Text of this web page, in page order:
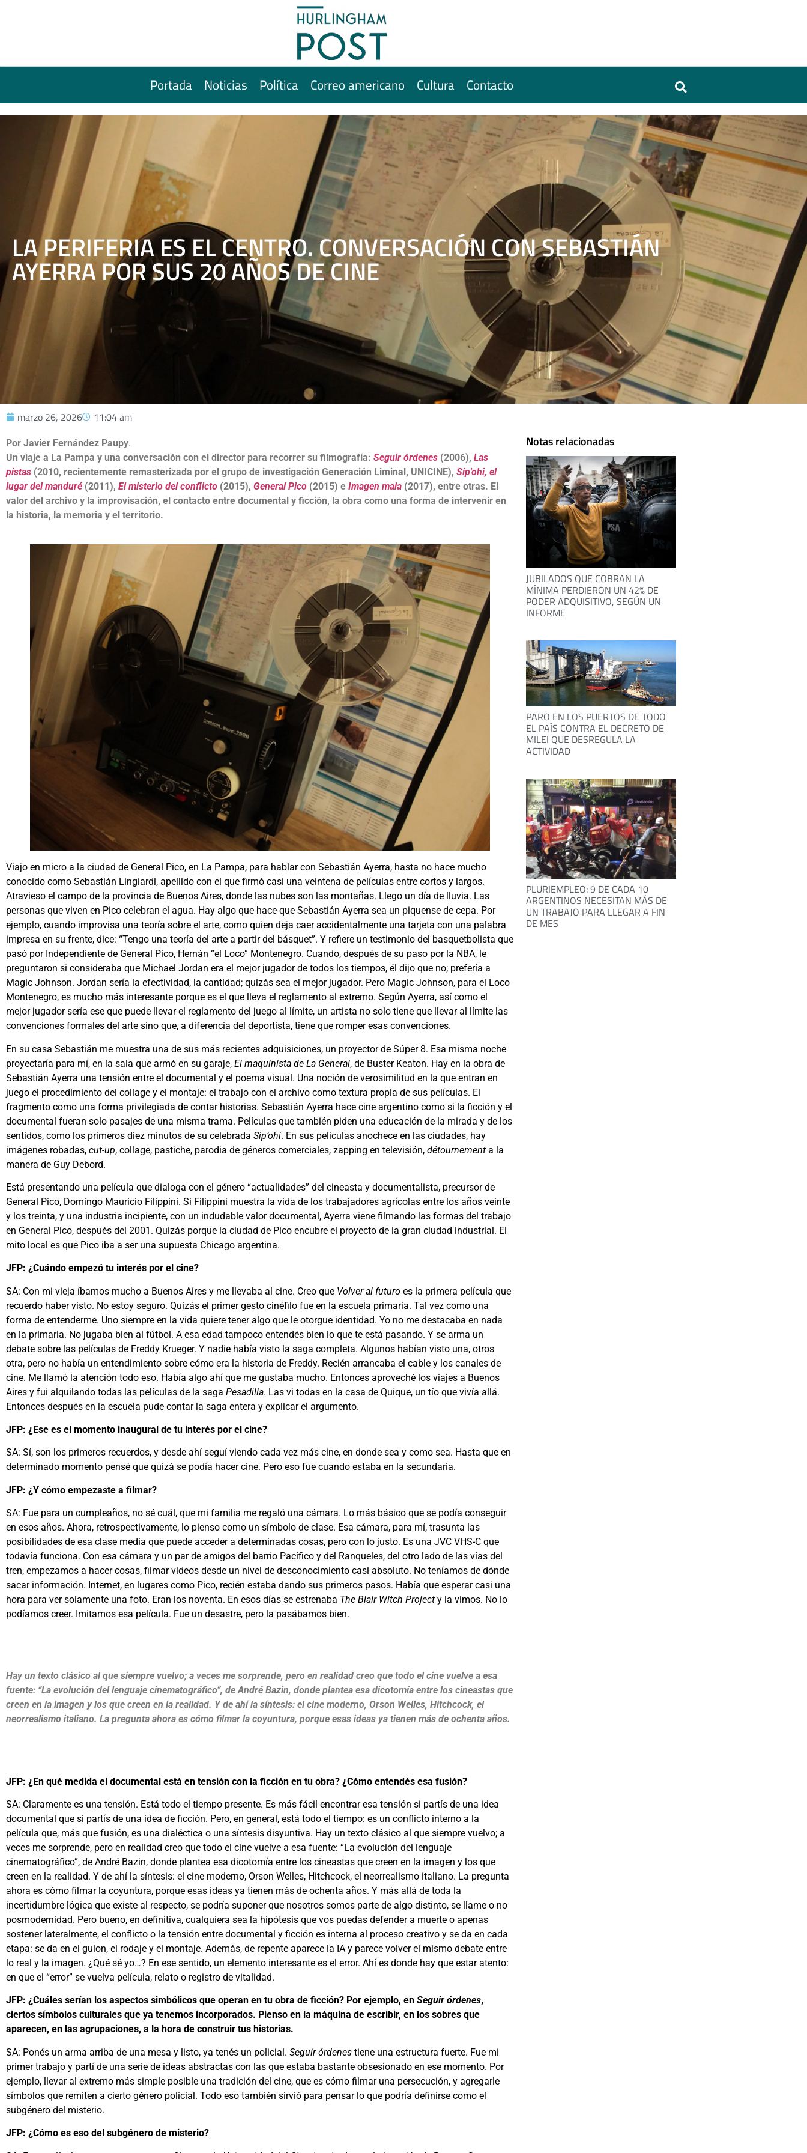
Portada Noticias Política Correo americano Cultura Contacto
LA PERIFERIA ES EL CENTRO. CONVERSACIÓN CON SEBASTIÁN
AYERRA POR SUS 20 AÑOS DE CINE
marzo 26, 2026 11:04 am
Por Javier Fernández Paupy.
Un viaje a La Pampa y una conversación con el director para recorrer su filmografía: Seguir órdenes (2006), Las
pistas (2010, recientemente remasterizada por el grupo de investigación Generación Liminal, UNICINE), Sip'ohi, el
lugar del manduré (2011), El misterio del conflicto (2015), General Pico (2015) e Imagen mala (2017), entre otras. El
valor del archivo y la improvisación, el contacto entre documental y ficción, la obra como una forma de intervenir en
la historia, la memoria y el territorio.
Viajo en micro a la ciudad de General Pico, en La Pampa, para hablar con Sebastián Ayerra, hasta no hace mucho
conocido como Sebastián Lingiardi, apellido con el que firmó casi una veintena de películas entre cortos y largos.
Atravieso el campo de la provincia de Buenos Aires, donde las nubes son las montañas. Llego un día de lluvia. Las
personas que viven en Pico celebran el agua. Hay algo que hace que Sebastián Ayerra sea un piquense de cepa. Por
ejemplo, cuando improvisa una teoría sobre el arte, como quien deja caer accidentalmente una tarjeta con una palabra
impresa en su frente, dice: “Tengo una teoría del arte a partir del básquet”. Y refiere un testimonio del basquetbolista que
pasó por Independiente de General Pico, Hernán “el Loco” Montenegro. Cuando, después de su paso por la NBA, le
preguntaron si consideraba que Michael Jordan era el mejor jugador de todos los tiempos, él dijo que no; prefería a
Magic Johnson. Jordan sería la efectividad, la cantidad; quizás sea el mejor jugador. Pero Magic Johnson, para el Loco
Montenegro, es mucho más interesante porque es el que lleva el reglamento al extremo. Según Ayerra, así como el
mejor jugador sería ese que puede llevar el reglamento del juego al límite, un artista no solo tiene que llevar al límite las
convenciones formales del arte sino que, a diferencia del deportista, tiene que romper esas convenciones.
En su casa Sebastián me muestra una de sus más recientes adquisiciones, un proyector de Súper 8. Esa misma noche
proyectaría para mí, en la sala que armó en su garaje, El maquinista de La General, de Buster Keaton. Hay en la obra de
Sebastián Ayerra una tensión entre el documental y el poema visual. Una noción de verosimilitud en la que entran en
juego el procedimiento del collage y el montaje: el trabajo con el archivo como textura propia de sus películas. El
fragmento como una forma privilegiada de contar historias. Sebastián Ayerra hace cine argentino como si la ficción y el
documental fueran solo pasajes de una misma trama. Películas que también piden una educación de la mirada y de los
sentidos, como los primeros diez minutos de su celebrada Sip’ohi. En sus películas anochece en las ciudades, hay
imágenes robadas, cut-up, collage, pastiche, parodia de géneros comerciales, zapping en televisión, détournement a la
manera de Guy Debord.
Está presentando una película que dialoga con el género “actualidades” del cineasta y documentalista, precursor de
General Pico, Domingo Mauricio Filippini. Si Filippini muestra la vida de los trabajadores agrícolas entre los años veinte
y los treinta, y una industria incipiente, con un indudable valor documental, Ayerra viene filmando las formas del trabajo
en General Pico, después del 2001. Quizás porque la ciudad de Pico encubre el proyecto de la gran ciudad industrial. El
mito local es que Pico iba a ser una supuesta Chicago argentina.
JFP: ¿Cuándo empezó tu interés por el cine?
SA: Con mi vieja íbamos mucho a Buenos Aires y me llevaba al cine. Creo que Volver al futuro es la primera película que
recuerdo haber visto. No estoy seguro. Quizás el primer gesto cinéfilo fue en la escuela primaria. Tal vez como una
forma de entenderme. Uno siempre en la vida quiere tener algo que le otorgue identidad. Yo no me destacaba en nada
en la primaria. No jugaba bien al fútbol. A esa edad tampoco entendés bien lo que te está pasando. Y se arma un
debate sobre las películas de Freddy Krueger. Y nadie había visto la saga completa. Algunos habían visto una, otros
otra, pero no había un entendimiento sobre cómo era la historia de Freddy. Recién arrancaba el cable y los canales de
cine. Me llamó la atención todo eso. Había algo ahí que me gustaba mucho. Entonces aproveché los viajes a Buenos
Aires y fui alquilando todas las películas de la saga Pesadilla. Las vi todas en la casa de Quique, un tío que vivía allá.
Entonces después en la escuela pude contar la saga entera y explicar el argumento.
JFP: ¿Ese es el momento inaugural de tu interés por el cine?
SA: Sí, son los primeros recuerdos, y desde ahí seguí viendo cada vez más cine, en donde sea y como sea. Hasta que en
determinado momento pensé que quizá se podía hacer cine. Pero eso fue cuando estaba en la secundaria.
JFP: ¿Y cómo empezaste a filmar?
SA: Fue para un cumpleaños, no sé cuál, que mi familia me regaló una cámara. Lo más básico que se podía conseguir
en esos años. Ahora, retrospectivamente, lo pienso como un símbolo de clase. Esa cámara, para mí, trasunta las
posibilidades de esa clase media que puede acceder a determinadas cosas, pero con lo justo. Es una JVC VHS-C que
todavía funciona. Con esa cámara y un par de amigos del barrio Pacífico y del Ranqueles, del otro lado de las vías del
tren, empezamos a hacer cosas, filmar videos desde un nivel de desconocimiento casi absoluto. No teníamos de dónde
sacar información. Internet, en lugares como Pico, recién estaba dando sus primeros pasos. Había que esperar casi una
hora para ver solamente una foto. Eran los noventa. En esos días se estrenaba The Blair Witch Project y la vimos. No lo
podíamos creer. Imitamos esa película. Fue un desastre, pero la pasábamos bien.
Hay un texto clásico al que siempre vuelvo; a veces me sorprende, pero en realidad creo que todo el cine vuelve a esa
fuente: “La evolución del lenguaje cinematográfico”, de André Bazin, donde plantea esa dicotomía entre los cineastas que
creen en la imagen y los que creen en la realidad. Y de ahí la síntesis: el cine moderno, Orson Welles, Hitchcock, el
neorrealismo italiano. La pregunta ahora es cómo filmar la coyuntura, porque esas ideas ya tienen más de ochenta años.
JFP: ¿En qué medida el documental está en tensión con la ficción en tu obra? ¿Cómo entendés esa fusión?
SA: Claramente es una tensión. Está todo el tiempo presente. Es más fácil encontrar esa tensión si partís de una idea
documental que si partís de una idea de ficción. Pero, en general, está todo el tiempo: es un conflicto interno a la
película que, más que fusión, es una dialéctica o una síntesis disyuntiva. Hay un texto clásico al que siempre vuelvo; a
veces me sorprende, pero en realidad creo que todo el cine vuelve a esa fuente: “La evolución del lenguaje
cinematográfico”, de André Bazin, donde plantea esa dicotomía entre los cineastas que creen en la imagen y los que
creen en la realidad. Y de ahí la síntesis: el cine moderno, Orson Welles, Hitchcock, el neorrealismo italiano. La pregunta
ahora es cómo filmar la coyuntura, porque esas ideas ya tienen más de ochenta años. Y más allá de toda la
incertidumbre lógica que existe al respecto, se podría suponer que nosotros somos parte de algo distinto, se llame o no
posmodernidad. Pero bueno, en definitiva, cualquiera sea la hipótesis que vos puedas defender a muerte o apenas
sostener lateralmente, el conflicto o la tensión entre documental y ficción es interna al proceso creativo y se da en cada
etapa: se da en el guion, el rodaje y el montaje. Además, de repente aparece la IA y parece volver el mismo debate entre
lo real y la imagen. ¿Qué sé yo…? En ese sentido, un elemento interesante es el error. Ahí es donde hay que estar atento:
en que el “error” se vuelva película, relato o registro de vitalidad.
JFP: ¿Cuáles serían los aspectos simbólicos que operan en tu obra de ficción? Por ejemplo, en Seguir órdenes,
ciertos símbolos culturales que ya tenemos incorporados. Pienso en la máquina de escribir, en los sobres que
aparecen, en las agrupaciones, a la hora de construir tus historias.
SA: Ponés un arma arriba de una mesa y listo, ya tenés un policial. Seguir órdenes tiene una estructura fuerte. Fue mi
primer trabajo y partí de una serie de ideas abstractas con las que estaba bastante obsesionado en ese momento. Por
ejemplo, llevar al extremo más simple posible una tradición del cine, que es cómo filmar una persecución, y agregarle
símbolos que remiten a cierto género policial. Todo eso también sirvió para pensar lo que podría definirse como el
subgénero del misterio.
JFP: ¿Cómo es eso del subgénero de misterio?
Notas relacionadas
JUBILADOS QUE COBRAN LA
MÍNIMA PERDIERON UN 42% DE
PODER ADQUISITIVO, SEGÚN UN
INFORME
PARO EN LOS PUERTOS DE TODO
EL PAÍS CONTRA EL DECRETO DE
MILEI QUE DESREGULA LA
ACTIVIDAD
PLURIEMPLEO: 9 DE CADA 10
ARGENTINOS NECESITAN MÁS DE
UN TRABAJO PARA LLEGAR A FIN
DE MES